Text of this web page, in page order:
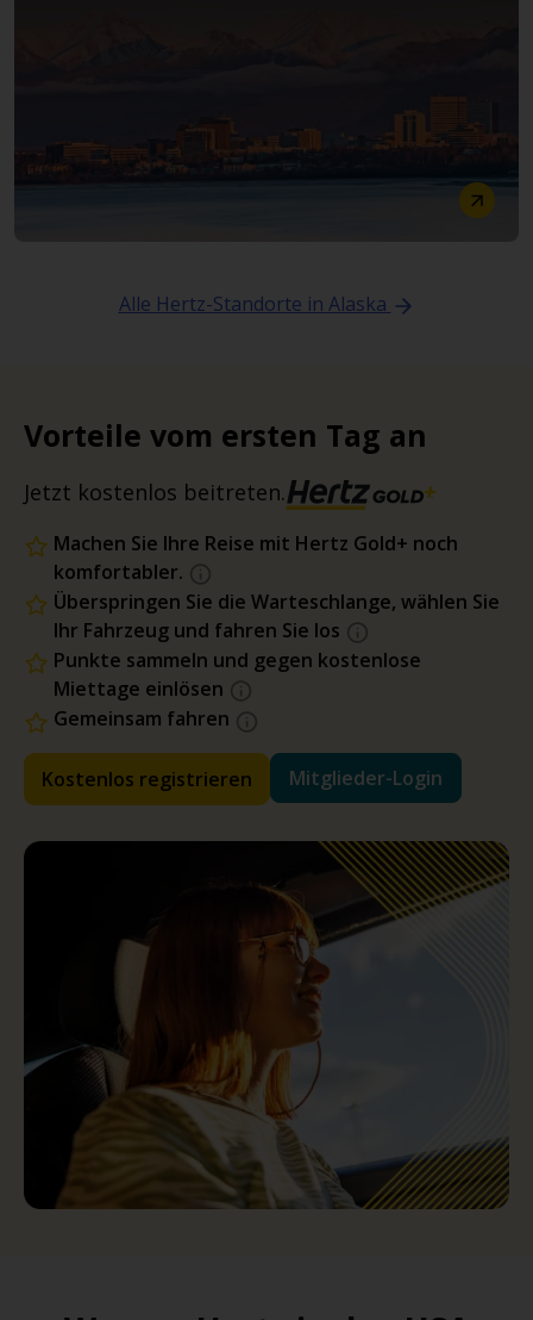
Alle Hertz-Standorte in Alaska
Vorteile vom ersten Tag an
Jetzt kostenlos beitreten.
Machen Sie Ihre Reise mit Hertz Gold+ noch
komfortabler.
Überspringen Sie die Warteschlange, wählen Sie
Ihr Fahrzeug und fahren Sie los
Punkte sammeln und gegen kostenlose
Miettage einlösen
Gemeinsam fahren
Kostenlos registrieren Mitglieder-Login